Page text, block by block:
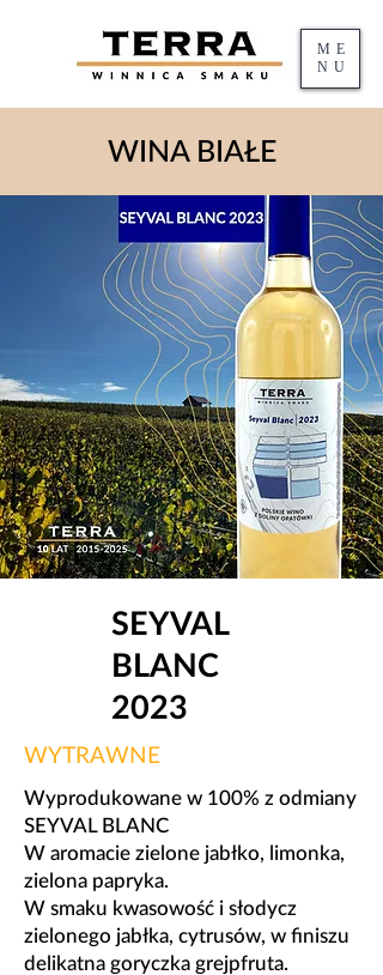
ME
NU
WINA BIAŁE
SEYVAL
BLANC
2023
WYTRAWNE
Wyprodukowane w 100% z odmiany
SEYVAL BLANC
W aromacie zielone jabłko, limonka,
zielona papryka.
W smaku kwasowość i słodycz
zielonego jabłka, cytrusów, w finiszu
delikatna goryczka grejpfruta.